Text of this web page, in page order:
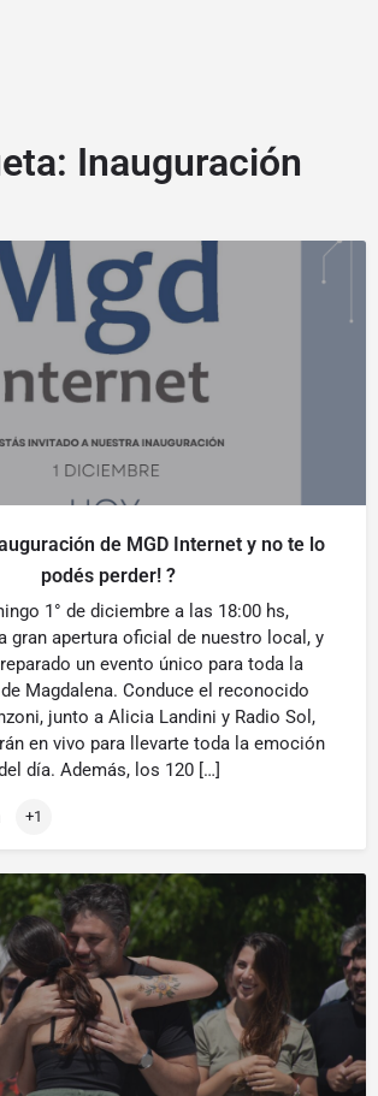
Inauguración
de MGD Internet y no te lo
podés perder! ?
1° de diciembre a las 18:00 hs,
gran apertura oficial de nuestro local, y
un evento único para toda la
Magdalena. Conduce el reconocido
junto a Alicia Landini y Radio Sol,
en vivo para llevarte toda la emoción
día. Además, los 120 […]
+1